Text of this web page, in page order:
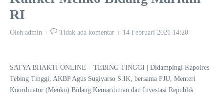
RI
Oleh admin Tidak ada komentar 14 Februari 2021 14:20
SATYA BHAKTI ONLINE – TEBING TINGGI | Didampingi Kapolres
Tebing Tinggi, AKBP Agus Sugiyarso S.IK, bersama PJU, Menteri
Koordinator (Menko) Bidang Kemaritiman dan Investasi Republik